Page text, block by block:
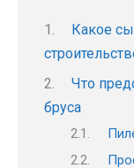
Какое
Что
бруса